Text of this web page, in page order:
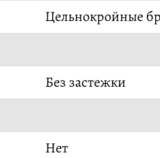
Цельнокройные
Без застежки
Нет